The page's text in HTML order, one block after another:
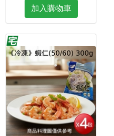
加入購物車